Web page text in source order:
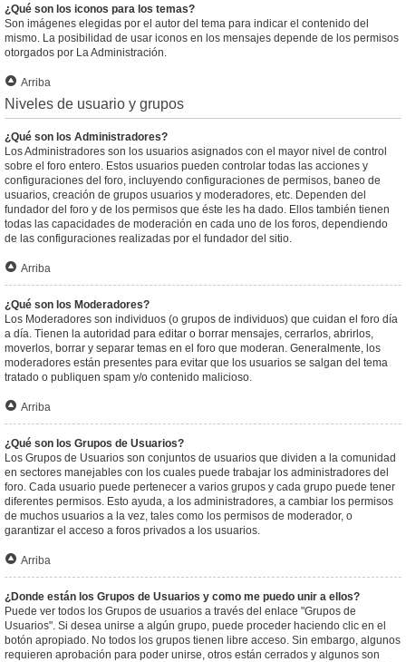
¿Qué son los iconos para los temas?
Son imágenes elegidas por el autor del tema para indicar el contenido del
mismo. La posibilidad de usar iconos en los mensajes depende de los permisos
otorgados por La Administración.
Arriba
Niveles de usuario y grupos
¿Qué son los Administradores?
Los Administradores son los usuarios asignados con el mayor nivel de control
sobre el foro entero. Estos usuarios pueden controlar todas las acciones y
configuraciones del foro, incluyendo configuraciones de permisos, baneo de
usuarios, creación de grupos usuarios y moderadores, etc. Dependen del
fundador del foro y de los permisos que éste les ha dado. Ellos también tienen
todas las capacidades de moderación en cada uno de los foros, dependiendo
de las configuraciones realizadas por el fundador del sitio.
Arriba
¿Qué son los Moderadores?
Los Moderadores son individuos (o grupos de individuos) que cuidan el foro día
a día. Tienen la autoridad para editar o borrar mensajes, cerrarlos, abrirlos,
moverlos, borrar y separar temas en el foro que moderan. Generalmente, los
moderadores están presentes para evitar que los usuarios se salgan del tema
tratado o publiquen spam y/o contenido malicioso.
Arriba
¿Qué son los Grupos de Usuarios?
Los Grupos de Usuarios son conjuntos de usuarios que dividen a la comunidad
en sectores manejables con los cuales puede trabajar los administradores del
foro. Cada usuario puede pertenecer a varios grupos y cada grupo puede tener
diferentes permisos. Esto ayuda, a los administradores, a cambiar los permisos
de muchos usuarios a la vez, tales como los permisos de moderador, o
garantizar el acceso a foros privados a los usuarios.
Arriba
¿Donde están los Grupos de Usuarios y como me puedo unir a ellos?
Puede ver todos los Grupos de usuarios a través del enlace "Grupos de
Usuarios". Si desea unirse a algún grupo, puede proceder haciendo clic en el
botón apropiado. No todos los grupos tienen libre acceso. Sin embargo, algunos
requieren aprobación para poder unirse, otros están cerrados y algunos son